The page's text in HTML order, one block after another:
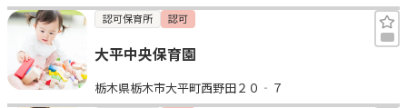
認可保育所 認可
大平中央保育園
栃木県栃木市大平町西野田２０‐７